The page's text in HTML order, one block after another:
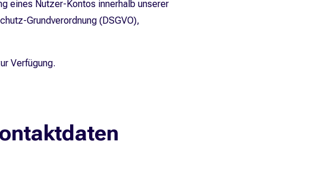
eines Nutzer-Kontos innerhalb unserer
Grundverordnung (DSGVO),
Verfügung.